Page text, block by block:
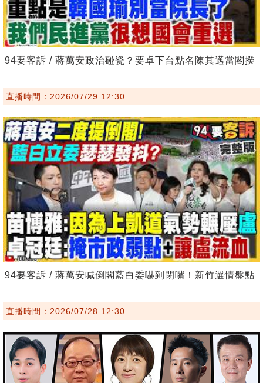
94要客訴 / 蔣萬安政治碰瓷？要卓下台點名陳其邁當閣揆
直播時間：2026/07/29 12:30
94要客訴 / 蔣萬安喊倒閣藍白委嚇到閉嘴！新竹選情盤點
直播時間：2026/07/28 12:30